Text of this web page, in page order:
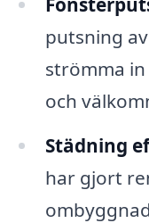
putsning
strömma
och
Städning
har gjort